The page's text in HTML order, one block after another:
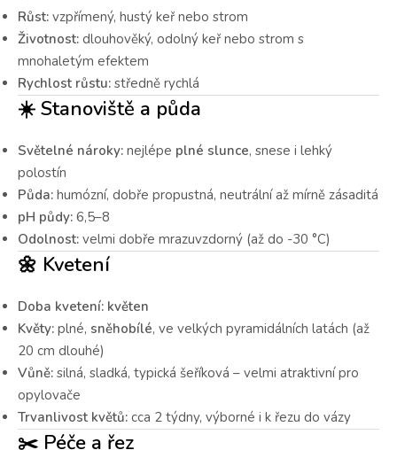
Růst: vzpřímený, hustý keř nebo strom
Životnost: dlouhověký, odolný keř nebo strom s
mnohaletým efektem
Rychlost růstu: středně rychlá
☀️ Stanoviště a půda
Světelné nároky: nejlépe plné slunce, snese i lehký
polostín
Půda: humózní, dobře propustná, neutrální až mírně zásaditá
pH půdy: 6,5–8
Odolnost: velmi dobře mrazuvzdorný (až do -30 °C)
🌼 Kvetení
Doba kvetení: květen
Květy: plné, sněhobílé, ve velkých pyramidálních latách (až
20 cm dlouhé)
Vůně: silná, sladká, typická šeříková – velmi atraktivní pro
opylovače
Trvanlivost květů: cca 2 týdny, výborné i k řezu do vázy
✂️ Péče a řez